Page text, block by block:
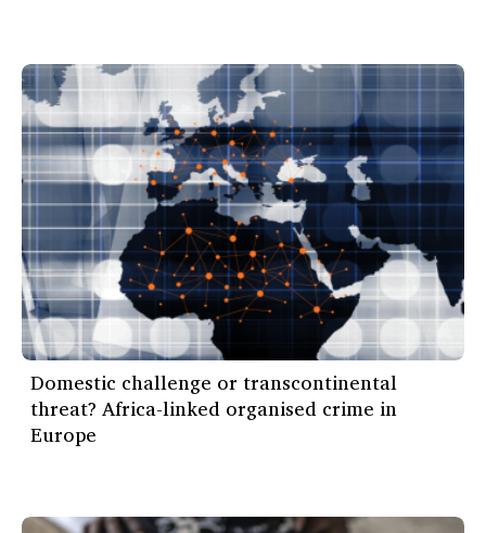
Domestic challenge or transcontinental
threat? Africa-linked organised crime in
Europe